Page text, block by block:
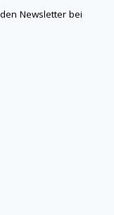
Newsletter bei